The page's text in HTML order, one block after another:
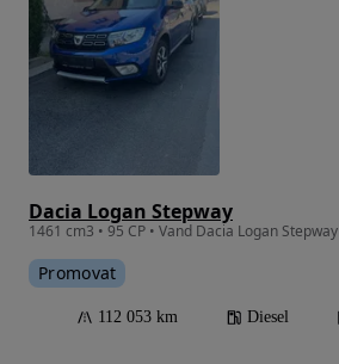
Dacia Logan Stepway
1461 cm3 • 95 CP • Vand Dacia Logan Stepway
Promovat
112 053 km Diesel